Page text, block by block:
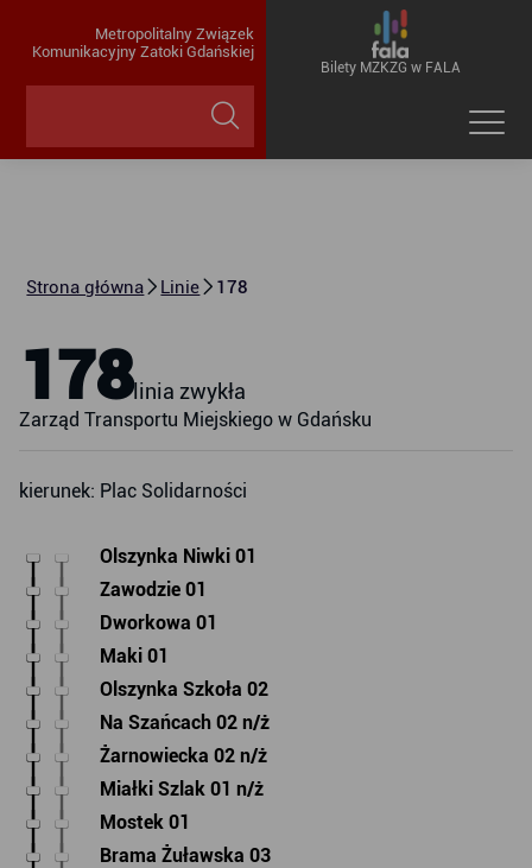
Metropolitalny Związek
Komunikacyjny Zatoki Gdańskiej
Bilety MZKZG w FALA
Strona główna Linie 178
178linia zwykła
Zarząd Transportu Miejskiego w Gdańsku
kierunek: Plac Solidarności
Olszynka Niwki 01
Zawodzie 01
Dworkowa 01
Maki 01
Olszynka Szkoła 02
Na Szańcach 02 n/ż
Żarnowiecka 02 n/ż
Miałki Szlak 01 n/ż
Mostek 01
Brama Żuławska 03